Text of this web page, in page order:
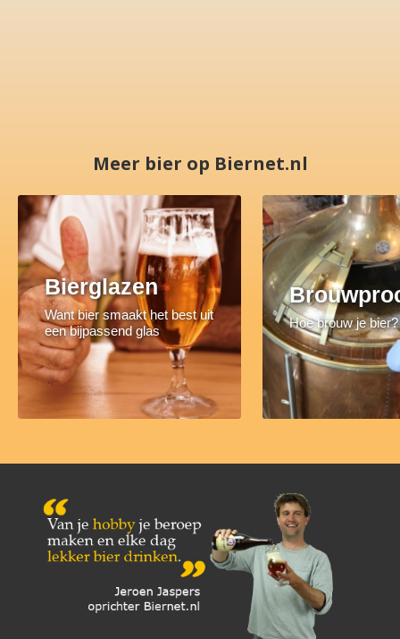
Meer bier op Biernet.nl
Bierglazen
Want bier smaakt het best uit
een bijpassend glas
Hoe brouw je bier?